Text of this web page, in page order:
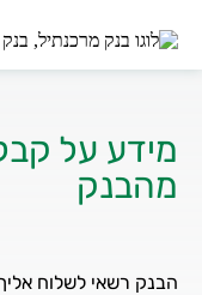
מידע על
מהבנק
הבנק רשאי לשלוח